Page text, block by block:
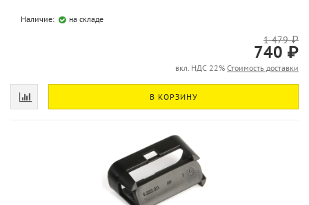
Наличие: на складе
1 479 ₽
740 ₽
вкл. НДС 22% Стоимость доставки
В КОРЗИНУ